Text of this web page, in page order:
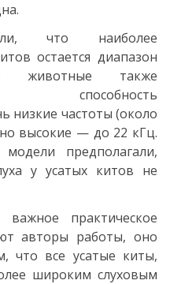
что наиболее
остается диапазон
животные также
способность
низкие частоты (около
высокие — до 22 кГц.
предполагали,
у усатых китов не
практическое
авторы работы, оно
что все усатые киты,
широким слуховым